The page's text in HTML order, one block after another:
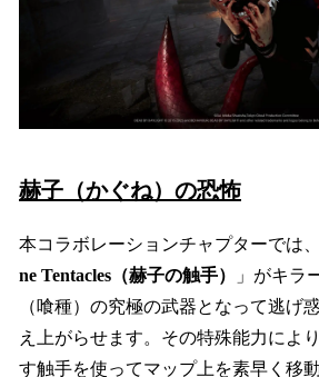
赫子（かぐね）の恐怖
本コラボレーションチャプターでは、
ne Tentacles（赫子の触手）
」がキラ
（喰種）の究極の武器となって逃げ
え上がらせます。その特殊能力によ
す触手を使ってマップ上を素早く移